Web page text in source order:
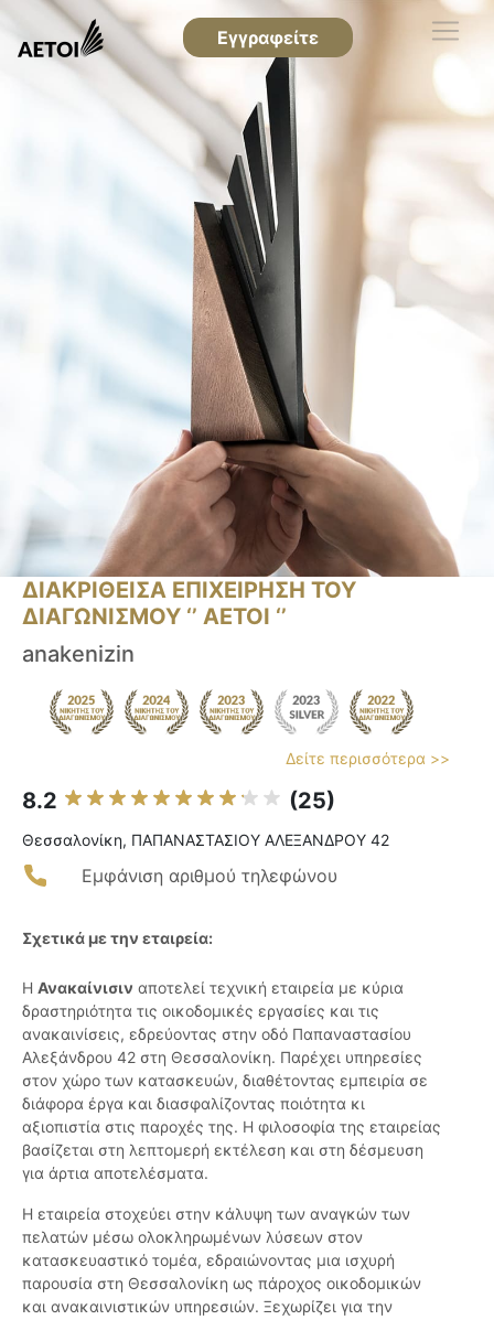
Εγγραφείτε
ΔΙΑΚΡΙΘΕΙΣΑ ΕΠΙΧΕΙΡΗΣΗ ΤΟΥ
ΔΙΑΓΩΝΙΣΜΟΥ ‘’ ΑΕΤΟΙ ‘’
anakenizin
Δείτε περισσότερα >>
8.2 (25)
Θεσσαλονίκη, ΠΑΠΑΝΑΣΤΑΣΙΟΥ ΑΛΕΞΑΝΔΡΟΥ 42
Εμφάνιση αριθμού τηλεφώνου
Σχετικά με την εταιρεία:
Η Ανακαίνισιν αποτελεί τεχνική εταιρεία με κύρια
δραστηριότητα τις οικοδομικές εργασίες και τις
ανακαινίσεις, εδρεύοντας στην οδό Παπαναστασίου
Αλεξάνδρου 42 στη Θεσσαλονίκη. Παρέχει υπηρεσίες
στον χώρο των κατασκευών, διαθέτοντας εμπειρία σε
διάφορα έργα και διασφαλίζοντας ποιότητα κι
αξιοπιστία στις παροχές της. Η φιλοσοφία της εταιρείας
βασίζεται στη λεπτομερή εκτέλεση και στη δέσμευση
για άρτια αποτελέσματα.
Η εταιρεία στοχεύει στην κάλυψη των αναγκών των
πελατών μέσω ολοκληρωμένων λύσεων στον
κατασκευαστικό τομέα, εδραιώνοντας μια ισχυρή
παρουσία στη Θεσσαλονίκη ως πάροχος οικοδομικών
και ανακαινιστικών υπηρεσιών. Ξεχωρίζει για την